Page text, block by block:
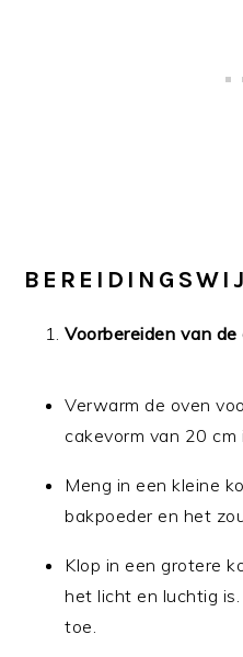
Voorbereiden van de
Verwarm de oven
cakevorm van 20 cm
Meng in een kleine
bakpoeder en het
Klop in een grotere
het licht en luchtig
toe.